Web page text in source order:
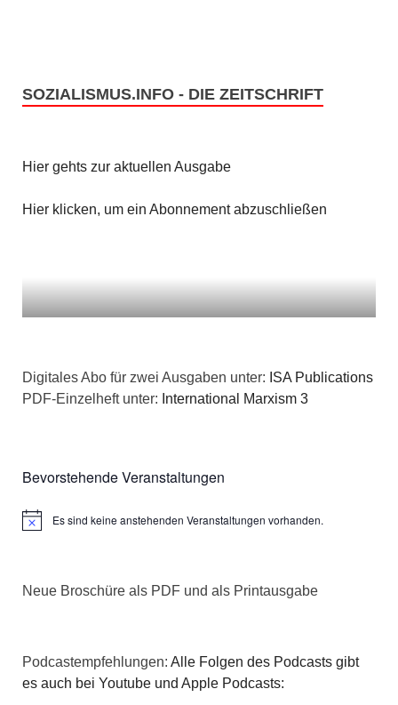
SOZIALISMUS.INFO - DIE ZEITSCHRIFT
Hier gehts zur aktuellen Ausgabe
Hier klicken, um ein Abonnement abzuschließen
Digitales Abo für zwei Ausgaben unter: ISA Publications
PDF-Einzelheft unter: International Marxism 3
Bevorstehende Veranstaltungen
HinweisEs sind keine anstehenden Veranstaltungen vorhanden.
Neue Broschüre als PDF und als Printausgabe
Podcastempfehlungen: Alle Folgen des Podcasts gibt
es auch bei Youtube und Apple Podcasts: